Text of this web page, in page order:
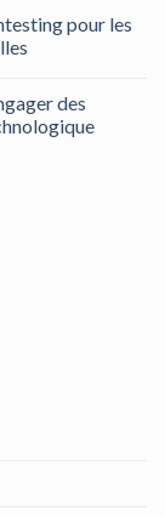
pour les
des